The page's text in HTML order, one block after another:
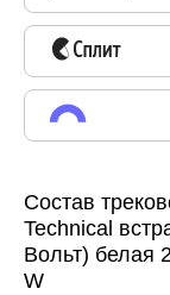
Состав
Technical
Вольт) белая
W